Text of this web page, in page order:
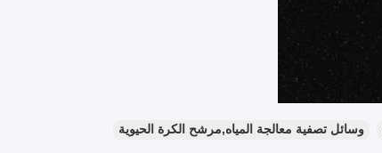
وسائل تصفية معالجة المياه,مرشح الكرة الحيوية